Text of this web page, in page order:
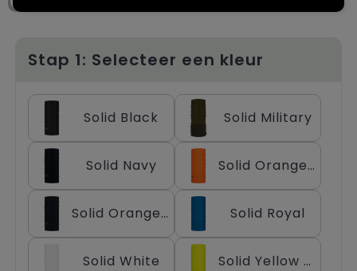
Schoudertassen
Trolleys
Stap 1: Selecteer een kleur
Solid Black Solid Military
Solid Navy Solid Orange Fluor
Solid Orange Fluor Reflective Solid Royal
Solid White Solid Yellow Fluor